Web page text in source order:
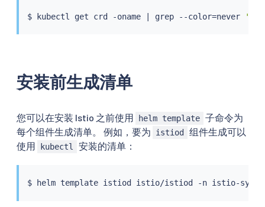
$ kubectl get crd -oname grep --color=never
安装前生成清单
您可以在安装 Istio 之前使用 helm template 子命令为
每个组件生成清单。 例如，要为
istiod
组件生成可以
使用
kubectl 安装的清单：
$ helm template istiod istio/istiod -n istio-